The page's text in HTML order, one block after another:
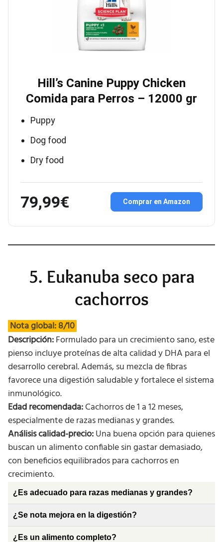
Hill’s Canine Puppy Chicken
Comida para Perros – 12000 gr
Puppy
Dog food
Dry food
79,99€ Comprar en Amazon
5. Eukanuba seco para
cachorros
Nota global: 8/10
Descripción:Formulado para un crecimiento sano, este
pienso incluye proteínas de alta calidad y DHA para el
desarrollo cerebral. Además, su mezcla de fibras
favorece una digestión saludable y fortalece el sistema
inmunológico.
Edad recomendada:Cachorros de 1 a 12 meses,
especialmente de razas medianas y grandes.
Análisis calidad-precio:Una buena opción para quienes
buscan un alimento confiable sin gastar demasiado,
con beneficios equilibrados para cachorros en
crecimiento.
¿Es adecuado para razas medianas y grandes?
¿Se nota mejora en la digestión?
¿Es un alimento completo?